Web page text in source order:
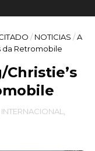
/ NOTICIAS /A
da Retromobile
INTERNACIONAL